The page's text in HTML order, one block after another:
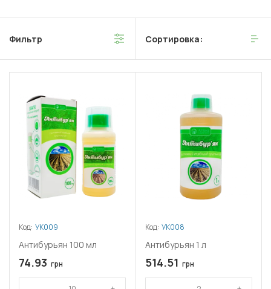
Фильтр Сортировка:
Код: УК009
Антибурьян 100 мл
74.93 грн
Код: УК008
Антибурьян 1 л
514.51 грн